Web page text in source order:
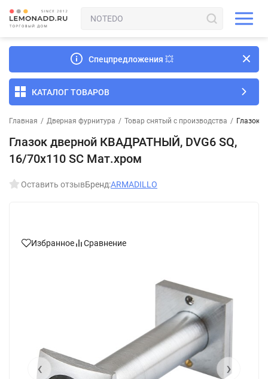
Спецпредложения 💥
КАТАЛОГ ТОВАРОВ
Главная / Дверная фурнитура / Товар снятый с производства / Глазок
Глазок дверной КВАДРАТНЫЙ, DVG6 SQ,
16/70х110 SC Мат.хром
Оставить отзывБренд:ARMADILLO
Избранное Сравнение
‹ ›